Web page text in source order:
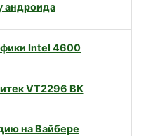
андроида
Intel 4600
VT2296 ВК
на Вайбере